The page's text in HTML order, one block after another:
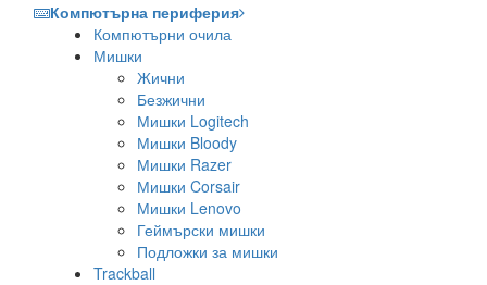
Компютърна периферия
Компютърни очила
Мишки
Жични
Безжични
Мишки Logitech
Мишки Bloody
Мишки Razer
Мишки Corsair
Мишки Lenovo
Геймърски мишки
Подложки за мишки
Trackball